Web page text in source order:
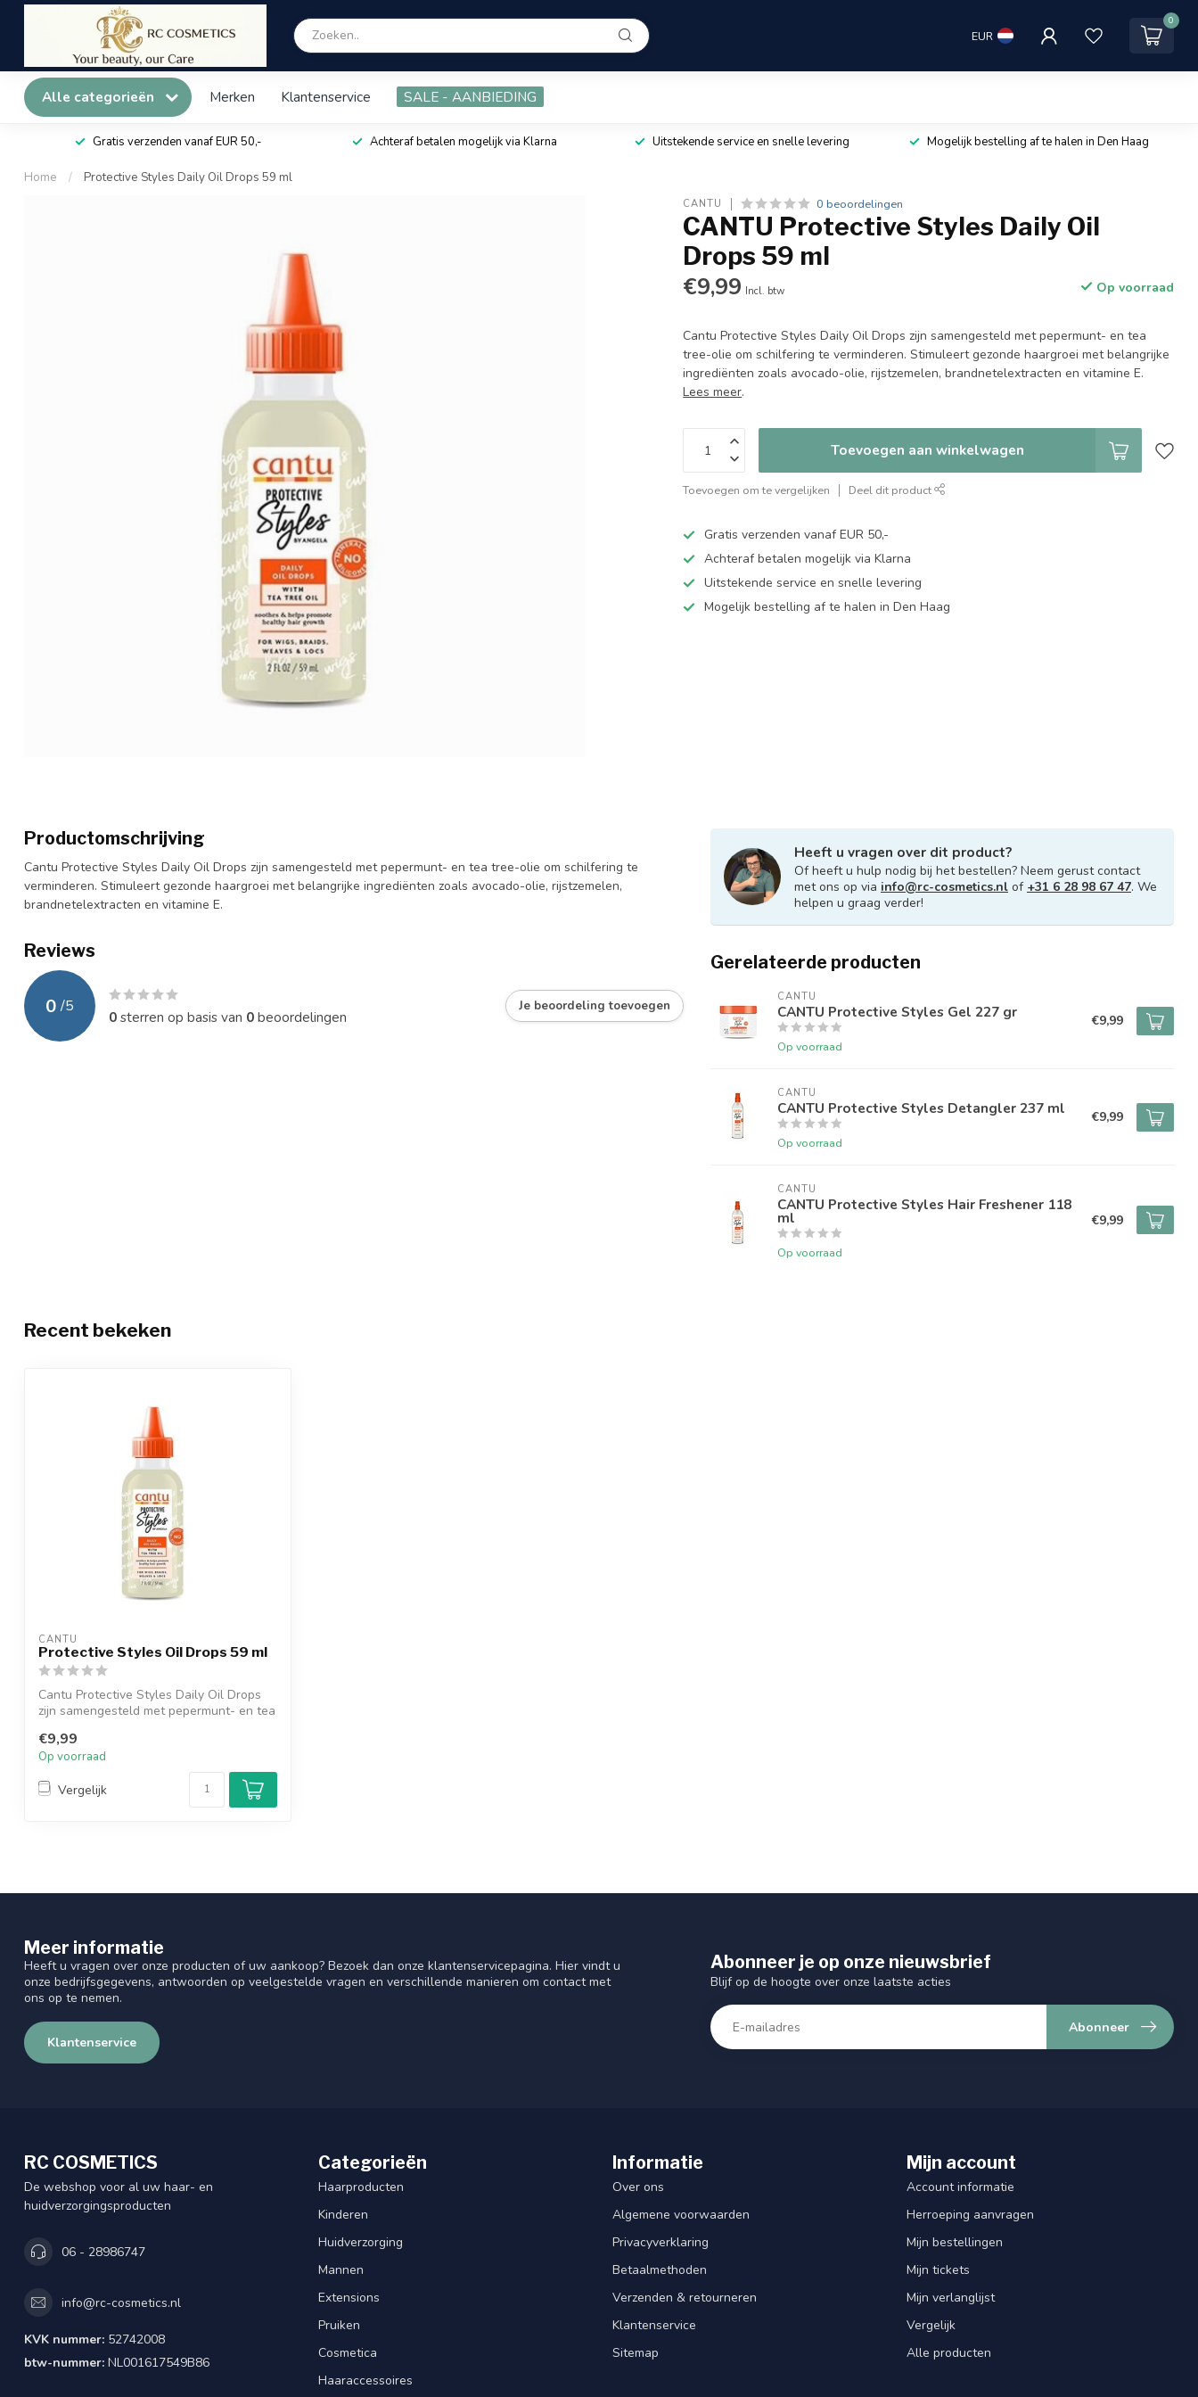
EUR
0
Alle categorieën Merken Klantenservice SALE - AANBIEDING
Gratis verzenden vanaf EUR 50,- Achteraf betalen mogelijk via Klarna Uitstekende service en snelle levering Mogelijk bestelling af te halen in Den Haag
Home / Protective Styles Daily Oil Drops 59 ml
CANTU 0 beoordelingen
CANTU Protective Styles Daily Oil
Drops 59 ml
€9,99 Incl. btw Op voorraad
Cantu Protective Styles Daily Oil Drops zijn samengesteld met pepermunt- en tea
tree-olie om schilfering te verminderen. Stimuleert gezonde haargroei met belangrijke
ingrediënten zoals avocado-olie, rijstzemelen, brandnetelextracten en vitamine E.
Lees meer.
Toevoegen aan winkelwagen
Toevoegen om te vergelijken Deel dit product
Gratis verzenden vanaf EUR 50,-
Achteraf betalen mogelijk via Klarna
Uitstekende service en snelle levering
Mogelijk bestelling af te halen in Den Haag
Productomschrijving
Cantu Protective Styles Daily Oil Drops zijn samengesteld met pepermunt- en tea tree-olie om schilfering te
verminderen. Stimuleert gezonde haargroei met belangrijke ingrediënten zoals avocado-olie, rijstzemelen,
brandnetelextracten en vitamine E.
Reviews
0 /5
0sterren op basis van 0beoordelingen
Je beoordeling toevoegen
Heeft u vragen over dit product?
Of heeft u hulp nodig bij het bestellen? Neem gerust contact
met ons op via info@rc-cosmetics.nl of +31 6 28 98 67 47. We
helpen u graag verder!
Gerelateerde producten
CANTU
CANTU Protective Styles Gel 227 gr
Op voorraad
€9,99
CANTU
CANTU Protective Styles Detangler 237 ml
Op voorraad
€9,99
CANTU
CANTU Protective Styles Hair Freshener 118
ml
Op voorraad
€9,99
Recent bekeken
CANTU
Protective Styles Oil Drops 59 ml
Cantu Protective Styles Daily Oil Drops
zijn samengesteld met pepermunt- en tea
€9,99
Op voorraad
Vergelijk
Meer informatie
Heeft u vragen over onze producten of uw aankoop? Bezoek dan onze klantenservicepagina. Hier vindt u
onze bedrijfsgegevens, antwoorden op veelgestelde vragen en verschillende manieren om contact met
ons op te nemen.
Klantenservice
Abonneer je op onze nieuwsbrief
Blijf op de hoogte over onze laatste acties
Abonneer
RC COSMETICS
De webshop voor al uw haar- en
huidverzorgingsproducten
06 - 28986747
info@rc-cosmetics.nl
KVK nummer: 52742008
btw-nummer: NL001617549B86
Categorieën
Haarproducten
Kinderen
Huidverzorging
Mannen
Extensions
Pruiken
Cosmetica
Haaraccessoires
Informatie
Over ons
Algemene voorwaarden
Privacyverklaring
Betaalmethoden
Verzenden & retourneren
Klantenservice
Sitemap
Mijn account
Account informatie
Herroeping aanvragen
Mijn bestellingen
Mijn tickets
Mijn verlanglijst
Vergelijk
Alle producten